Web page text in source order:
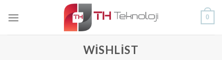
0
WISHLIST